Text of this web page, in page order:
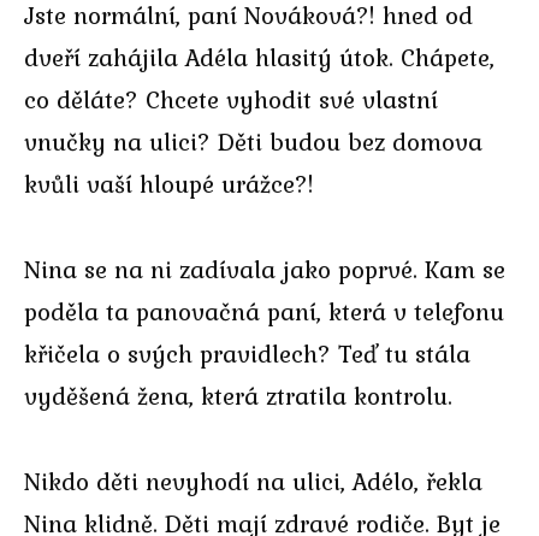
Jste normální, paní Nováková?! hned od
dveří zahájila Adéla hlasitý útok. Chápete,
co děláte? Chcete vyhodit své vlastní
vnučky na ulici? Děti budou bez domova
kvůli vaší hloupé urážce?!
Nina se na ni zadívala jako poprvé. Kam se
poděla ta panovačná paní, která v telefonu
křičela o svých pravidlech? Teď tu stála
vyděšená žena, která ztratila kontrolu.
Nikdo děti nevyhodí na ulici, Adélo, řekla
Nina klidně. Děti mají zdravé rodiče. Byt je